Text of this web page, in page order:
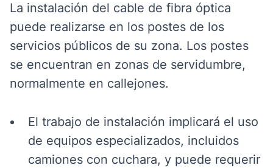
La instalación del cable de fibra óptica
puede realizarse en los postes de los
servicios públicos de su zona. Los postes
se encuentran en zonas de servidumbre,
normalmente en callejones.
El trabajo de instalación implicará el uso
de equipos especializados, incluidos
camiones con cuchara, y puede requerir